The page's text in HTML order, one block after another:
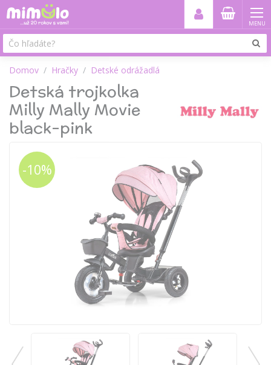
MENU
Domov Hračky Detské odrážadlá
Detská trojkolka
Milly Mally Movie
black-pink
-10%